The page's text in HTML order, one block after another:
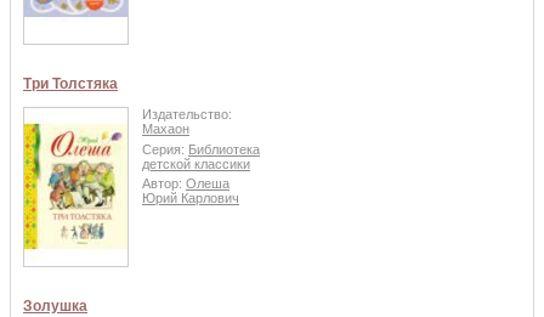
Три Толстяка
Издательство:
Махаон
Серия: Библиотека
детской классики
Автор: Олеша
Юрий Карлович
Золушка